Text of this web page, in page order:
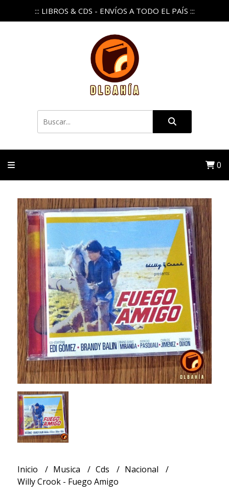
::: LIBROS & CDS - ENVÍOS A TODO EL PAÍS :::
0
Inicio Musica Cds
Nacional
Willy Crook - Fuego Amigo